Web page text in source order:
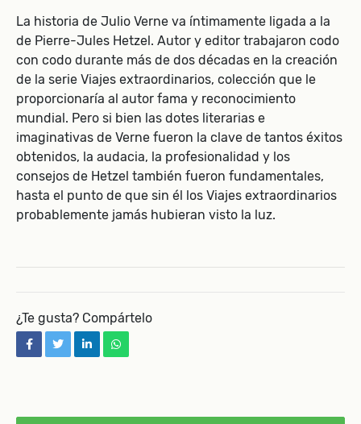
La historia de Julio Verne va íntimamente ligada a la
de Pierre-Jules Hetzel. Autor y editor trabajaron codo
con codo durante más de dos décadas en la creación
de la serie Viajes extraordinarios, colección que le
proporcionaría al autor fama y reconocimiento
mundial. Pero si bien las dotes literarias e
imaginativas de Verne fueron la clave de tantos éxitos
obtenidos, la audacia, la profesionalidad y los
consejos de Hetzel también fueron fundamentales,
hasta el punto de que sin él los Viajes extraordinarios
probablemente jamás hubieran visto la luz.
¿Te gusta? Compártelo
facebooktwitterlinkedinwhatsapp